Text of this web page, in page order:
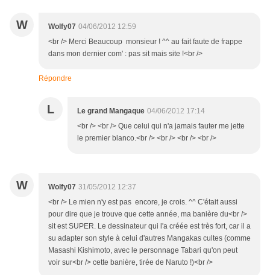
W Wolfy07 04/06/2012 12:59
<br /> Merci Beaucoup monsieur ! ^^ au fait faute de frappe
dans mon dernier com' : pas sit mais site !<br />
Répondre
L Le grand Mangaque 04/06/2012 17:14
<br /> <br /> Que celui qui n'a jamais fauter me jette
le premier blanco.<br /> <br /> <br /> <br />
W Wolfy07 31/05/2012 12:37
<br /> Le mien n'y est pas encore, je crois. ^^ C'était aussi
pour dire que je trouve que cette année, ma banière du<br />
sit est SUPER. Le dessinateur qui l'a créée est très fort, car il a
su adapter son style à celui d'autres Mangakas cultes (comme
Masashi Kishimoto, avec le personnage Tabari qu'on peut
voir sur<br /> cette banière, tirée de Naruto !)<br />